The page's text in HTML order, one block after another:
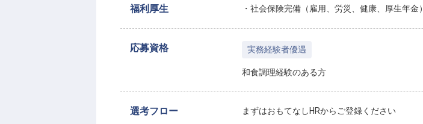
福利厚生 ・社会保険完備（雇用、労災、健康、厚生年金）
応募資格 実務経験者優遇
和食調理経験のある方
選考フロー まずはおもてなしHRからご登録ください